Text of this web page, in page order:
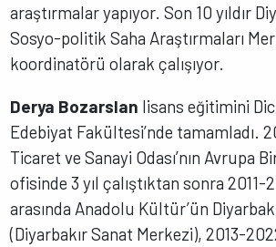
araştırmalar yapıyor. Son 10 yıldır
Sosyo-politik Saha Araştırmaları
koordinatörü olarak çalışıyor.
Derya Bozarslan lisans eğitimini
Edebiyat Fakültesi’nde tamamladı.
Ticaret ve Sanayi Odası’nın Avrupa
ofisinde 3 yıl çalıştıktan sonra 2011-
arasında Anadolu Kültür’ün
(Diyarbakır Sanat Merkezi), 2013-